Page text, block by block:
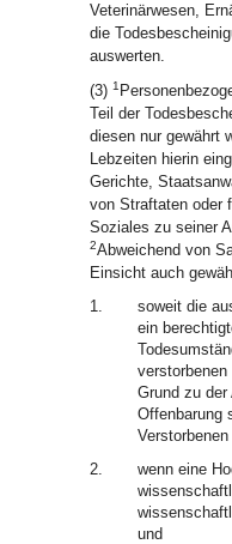
Veterinärwesen,
die
auswerten.
(3) 1
Teil der
diesen nur gewährt
Lebzeiten hierin
Gerichte,
von Straftaten oder
Soziales zu seiner
2Abweichend von
Einsicht auch
1.
soweit die
ein
Grund zu
Offenbarung
2.
wenn eine
und